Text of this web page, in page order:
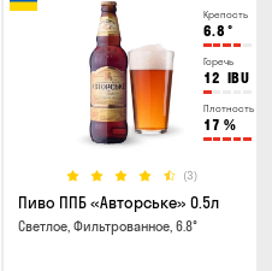
Крепость
6.8 °
Горечь
12 IBU
Плотность
17 %
(3)
Пиво ППБ «Авторське» 0.5л
Светлое, Фильтрованное, 6.8°